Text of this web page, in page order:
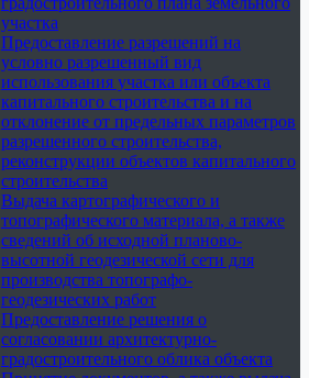
участка
Предоставление разрешений на
условно разрешенный вид
использования участка или объекта
капитального строительства и на
отклонение от предельных параметров
разрешенного строительства,
реконструкции объектов капитального
строительства
Выдача картографического и
топографического материала, а также
сведений об исходной планово-
высотной геодезической сети для
производства топографо-
геодезических работ
Предоставление решения о
согласовании архитектурно-
градостроительного облика объекта